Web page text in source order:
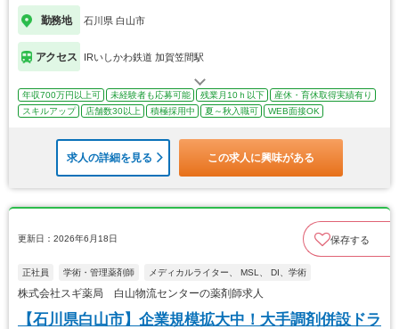
勤務地 石川県 白山市
アクセス IRいしかわ鉄道 加賀笠間駅
年収700万円以上可 未経験者も応募可能 残業月10ｈ以下
産休・育休取得実績有り
スキルアップ
店舗数30以上 積極採用中 夏～秋入職可 WEB面接OK
求人の詳細を見る この求人に興味がある
更新日：2026年6月18日 保存する
正社員 学術・管理薬剤師 メディカルライター、 MSL、 DI、学術
株式会社スギ薬局 白山物流センターの薬剤師求人
【石川県白山市】企業規模拡大中！大手調剤併設ドラ